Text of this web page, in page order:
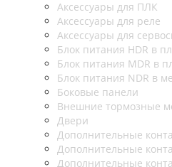
Аксессуары для ПЛК
Аксессуары для реле
Аксессуары для
Блок питания HDR в
Блок питания MDR в
Блок питания NDR в
Боковые панели
Внешние тормозные
Двери
Дополнительные
Дополнительные
Дополнительные